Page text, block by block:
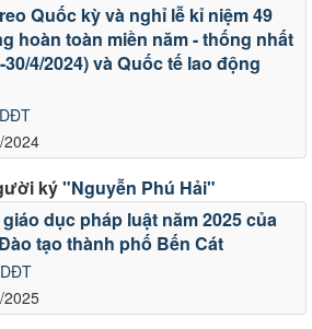
2024
Quốc kỳ và nghỉ lễ kỉ niệm 49
hoàn toàn miền năm - thống nhất
4/2024) và Quốc tế lao động
ký"Nguyễn Phú Hải"
2025
dục pháp luật năm 2025 của
tạo thành phố Bến Cát